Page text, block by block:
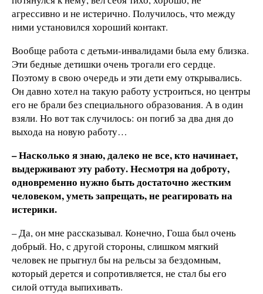
агрессивно и не истерично. Получилось, что между
ними установился хороший контакт.
Вообще работа с детьми-инвалидами была ему близка.
Эти бедные детишки очень трогали его сердце.
Поэтому в свою очередь и эти дети ему открывались.
Он давно хотел на такую работу устроиться, но центры
его не брали без специального образования. А в один
взяли. Но вот так случилось: он погиб за два дня до
выхода на новую работу…
– Насколько я знаю, далеко не все, кто начинает,
выдерживают эту работу. Несмотря на доброту,
одновременно нужно быть достаточно жестким
человеком, уметь запрещать, не реагировать на
истерики.
– Да, он мне рассказывал. Конечно, Гоша был очень
добрый. Но, с другой стороны, слишком мягкий
человек не прыгнул бы на рельсы за бездомным,
который дерется и сопротивляется, не стал бы его
силой оттуда выпихивать.